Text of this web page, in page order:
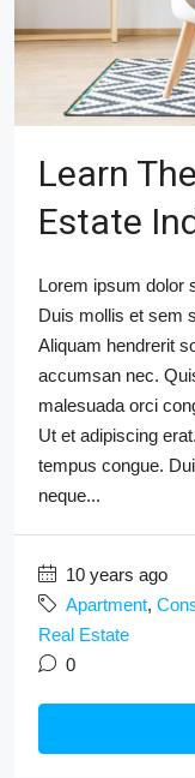
Learn
Estate
Lorem ipsum dolor
Duis mollis et sem
Aliquam hendrerit
accumsan nec.
malesuada orci
Ut et adipiscing
tempus congue.
neque...
10 years ago
Apartment,
Real Estate
0